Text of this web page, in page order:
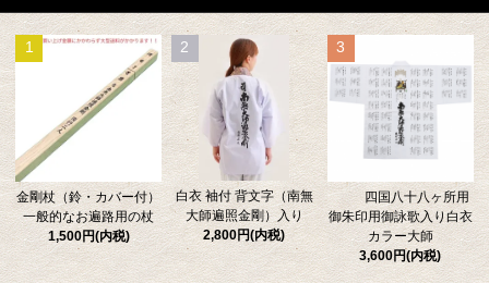
1
金剛杖（鈴・カバー付）
一般的なお遍路用の杖
1,500円(内税)
2
白衣 袖付 背文字（南無
大師遍照金剛）入り
2,800円(内税)
3
四国八十八ヶ所用
御朱印用御詠歌入り白衣
カラー大師
3,600円(内税)